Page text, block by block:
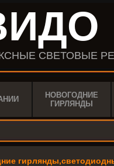
СВЕТОВЫЕ
НОВОГОДНИЕ
ГИРЛЯНДЫ